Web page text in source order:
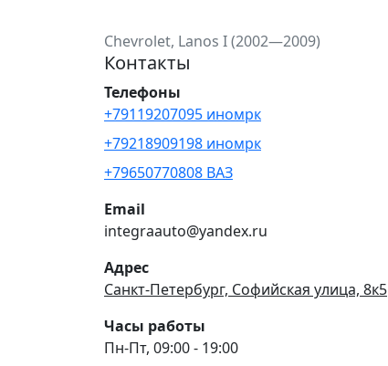
Chevrolet, Lanos I (2002—2009)
Контакты
Телефоны
+79119207095 иномрк
+79218909198 иномрк
+79650770808 ВАЗ
Email
integraauto@yandex.ru
Адрес
Санкт-Петербург, Софийская улица, 8к5
Часы работы
Пн-Пт, 09:00 - 19:00